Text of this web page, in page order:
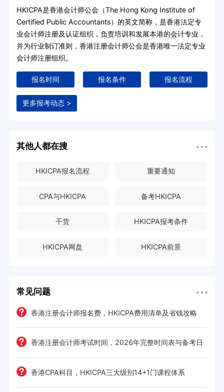
HKICPA是香港会计师公会（The Hong Kong Institute of
Certified Public Accountants）的英文简称，是香港法定专
业会计师注册及认证组织，负责培训和发展本港的会计专业，
并为行业制订准则，香港注册会计师公会是香港唯一法定专业
会计师注册组织。
报名时间 报名条件 报名流程
更多报考动态 >
其他人都在搜
HKICPA报名流程 重要通知
CPA与HKICPA 备考HKICPA
干货 HKICPA报考条件
HKICPA网盘 HKICPA前景
常见问题
香港注册会计师报名费，HKICPA费用清单及省钱攻略
香港注册会计师考试时间，2026年完整时间表与备考日
历 香港CPA科目，HKICPA三大级别14+1门课程体系